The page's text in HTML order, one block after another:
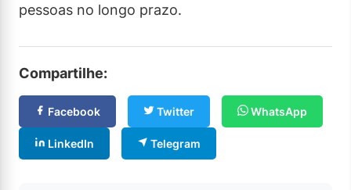
pessoas no longo prazo.
Compartilhe:
Facebook Twitter WhatsApp
LinkedIn Telegram